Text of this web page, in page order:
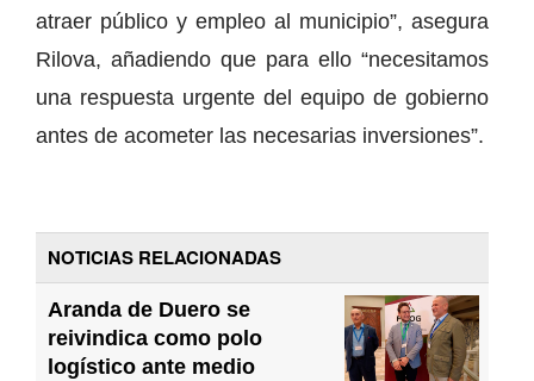
atraer público y empleo al municipio”, asegura
Rilova, añadiendo que para ello “necesitamos
una respuesta urgente del equipo de gobierno
antes de acometer las necesarias inversiones”.
NOTICIAS RELACIONADAS
Aranda de Duero se
reivindica como polo
logístico ante medio